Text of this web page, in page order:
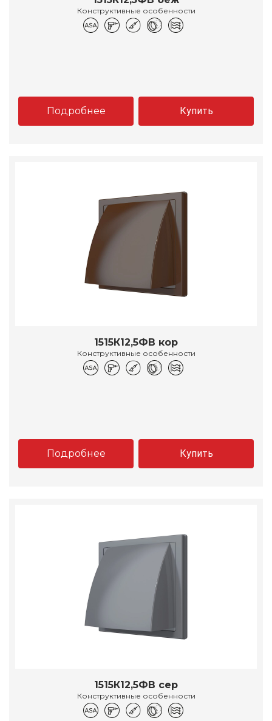
Конструктивные особенности
Подробнее Купить
1515К12,5ФВ кор
Конструктивные особенности
Подробнее Купить
1515К12,5ФВ сер
Конструктивные особенности